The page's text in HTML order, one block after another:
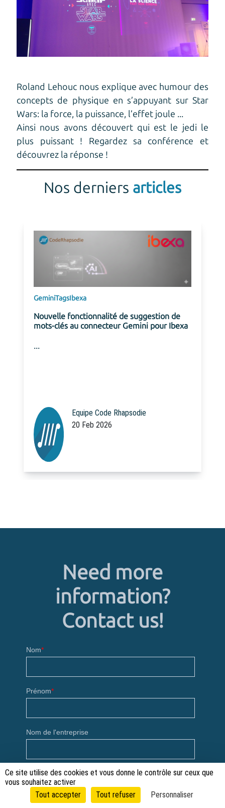
Roland Lehouc nous explique avec humour des
concepts de physique en s’appuyant sur Star
Wars: la force, la puissance, l’effet joule ...
Ainsi nous avons découvert qui est le jedi le
plus puissant ! Regardez sa conférence et
découvrez la réponse !
Nos derniers articles
GeminiTagsIbexa
Nouvelle fonctionnalité de suggestion de
mots-clés au connecteur Gemini pour Ibexa
Equipe Code Rhapsodie
20 Feb 2026
Need more
information?
Contact us!
Ce site utilise des cookies et vous donne le contrôle sur ceux que
vous souhaitez activer
Tout accepter
Tout refuser Personnaliser